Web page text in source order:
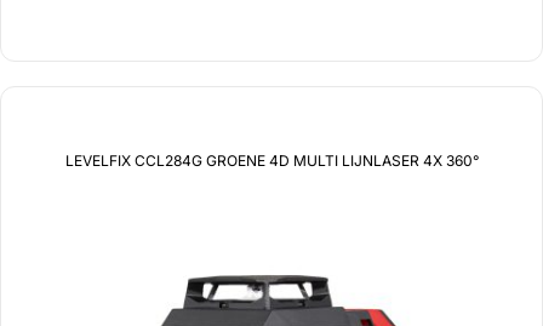
LEVELFIX CCL284G GROENE 4D MULTI LIJNLASER 4X 360°